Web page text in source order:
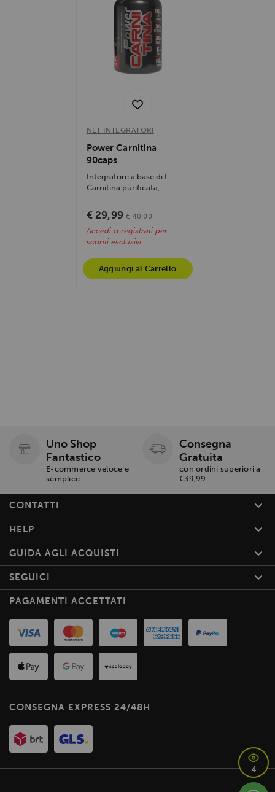
NET INTEGRATORI
Power Carnitina
90caps
Integratore a base di L-
Carnitina purificata,
trasporto...
€ 29,99 € 40,00
Accedi o registrati per
sconti esclusivi
Aggiungi al Carrello
Uno Shop
Fantastico
E-commerce veloce e
semplice
Consegna
Gratuita
con ordini superiori a
€39,99
CONTATTI
HELP
GUIDA AGLI ACQUISTI
SEGUICI
PAGAMENTI ACCETTATI
CONSEGNA EXPRESS 24/48H
4